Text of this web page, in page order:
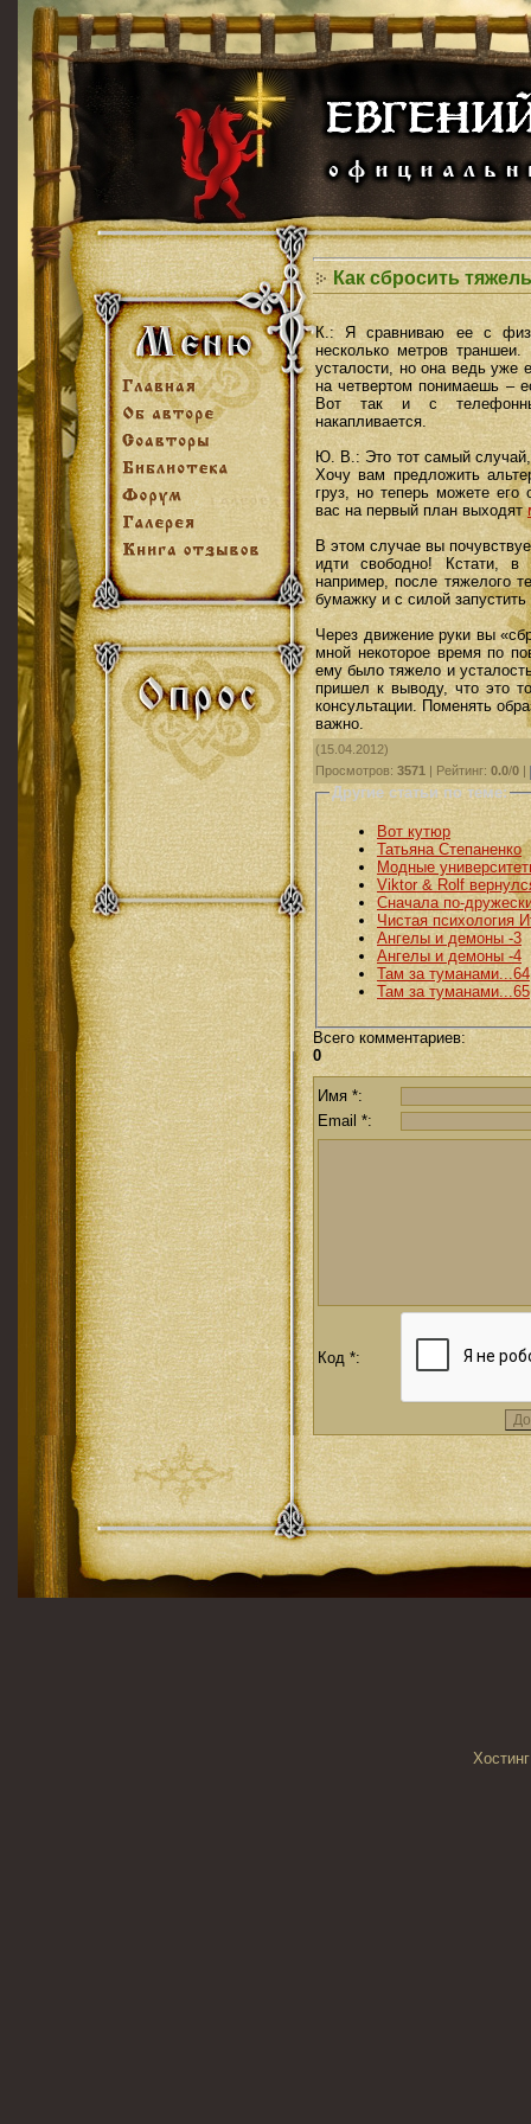
Как сбросить
К.: Я сравниваю ее с
несколько метров
усталости, но она ведь уже
на четвертом понимаешь –
Вот так и с
накапливается.
Ю. В.: Это тот самый случай,
Хочу вам предложить
груз, но теперь можете его
вас на первый план выходят
В этом случае вы
идти свободно! Кстати, в
например, после тяжелого
бумажку и с силой
Через движение руки вы
мной некоторое время по
ему было тяжело и
пришел к выводу, что это
консультации. Поменять
важно.
(15.04.2012)
Просмотров: 3571 Рейтинг: 0.0/0
Другие статьи по теме:
Вот кутюр
Татьяна Степаненко
Модные
Viktor & Rolf
Сначала по-
Чистая психология
Ангелы и демоны -3
Ангелы и демоны -4
Там за туманами...64
Там за туманами...65
Всего комментариев:
0
Имя *:
Email *:
Код *: